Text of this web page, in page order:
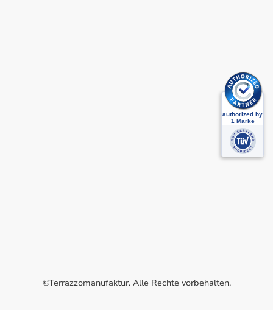
©Terrazzomanufaktur. Alle Rechte vorbehalten.